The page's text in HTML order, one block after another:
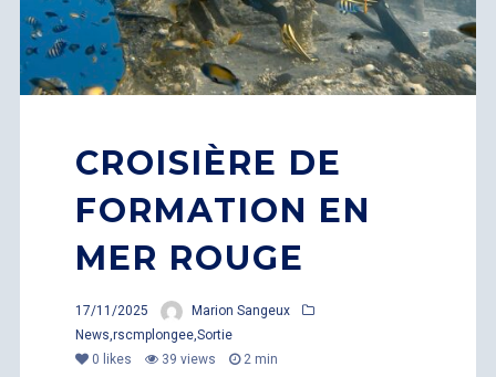
CROISIÈRE DE
FORMATION EN
MER ROUGE
17/11/2025
Marion Sangeux
News rscmplongee, Sortie
0 likes 39 views 2 min